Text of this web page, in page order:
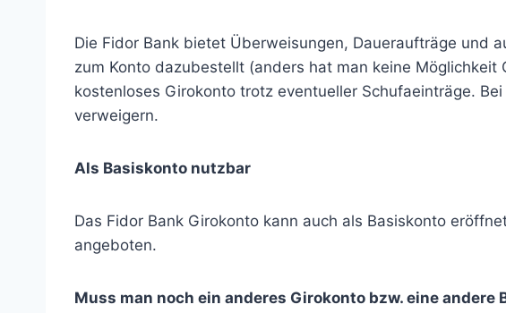
Die Fidor Bank bietet Überweisungen, Daueraufträge und
zum Konto dazubestellt (anders hat man keine
kostenloses Girokonto trotz eventueller Schufaeinträge.
verweigern.
Als Basiskonto nutzbar
Das Fidor Bank Girokonto kann auch als Basiskonto
angeboten.
Muss man noch ein anderes Girokonto bzw. eine andere